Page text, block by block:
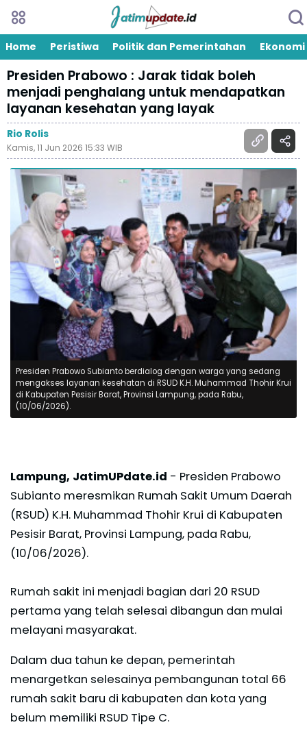
Home Peristiwa Politik dan Pemerintahan Ekonomi
Presiden Prabowo : Jarak tidak boleh
menjadi penghalang untuk mendapatkan
layanan kesehatan yang layak
Rio Rolis
Kamis, 11 Jun 2026 15:33 WIB
Presiden Prabowo Subianto berdialog dengan warga yang sedang
mengakses layanan kesehatan di RSUD K.H. Muhammad Thohir Krui
di Kabupaten Pesisir Barat, Provinsi Lampung, pada Rabu,
(10/06/2026).
Lampung, JatimUPdate.id - Presiden Prabowo
Subianto meresmikan Rumah Sakit Umum Daerah
(RSUD) K.H. Muhammad Thohir Krui di Kabupaten
Pesisir Barat, Provinsi Lampung, pada Rabu,
(10/06/2026).
Rumah sakit ini menjadi bagian dari 20 RSUD
pertama yang telah selesai dibangun dan mulai
melayani masyarakat.
Dalam dua tahun ke depan, pemerintah
menargetkan selesainya pembangunan total 66
rumah sakit baru di kabupaten dan kota yang
belum memiliki RSUD Tipe C.